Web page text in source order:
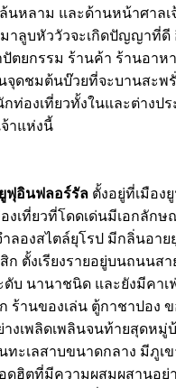
นหลาม และด้านหน้าศาลเ
าลูบหัววัวจะเกิดปัญญาที่ดี
ปัตยกรรม ร้านค้า ร้านอาห
จุดชมต้นบ๊วยที่จะบานสะพ
ท่องเที่ยวทั้งในและต่างป
าแห่งนี้
ฟุอินฟลอร์รัล ตั้งอยู่ที่เมือง
งเที่ยวที่โดดเด่นมีเอกลักษ
ำลองสไตล์ยุโรป มีกลิ่นอา
ตั้งเรียงรายอยู่บนถนนสา
ดับ นานาชนิด และยังมีคาเ
ร้านของเล่น ตู้กาชาปอง
างเพลิดเพลินจนท้ายสุดหมู่
ทะเลสาบขนาดกลาง มีภูเ
ดฮิตที่มีความผสมผสานอย่